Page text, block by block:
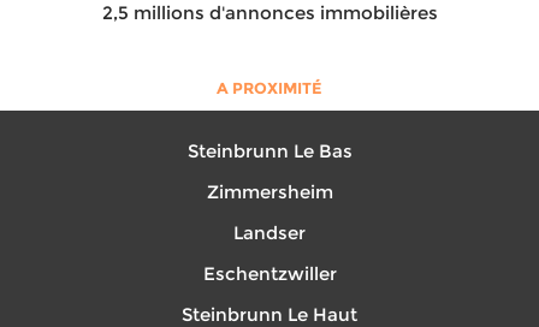
2,5 millions d'annonces immobilières
A PROXIMITÉ
Steinbrunn Le Bas
Zimmersheim
Landser
Eschentzwiller
Steinbrunn Le Haut